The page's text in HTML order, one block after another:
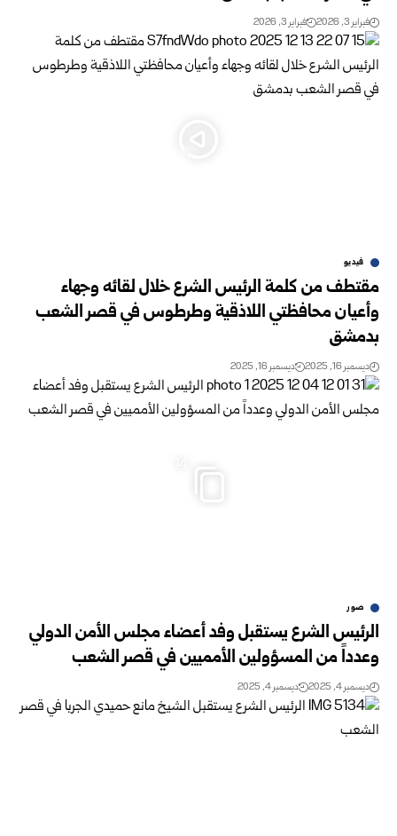
فبراير 3, 2026 فبراير 3, 2026
فيديو
مقتطف من كلمة الرئيس الشرع خلال لقائه وجهاء
وأعيان محافظتي اللاذقية وطرطوس في قصر الشعب
بدمشق
ديسمبر 16, 2025 ديسمبر 16, 2025
صور
الرئيس الشرع يستقبل وفد أعضاء مجلس الأمن الدولي
وعدداً من المسؤولين الأمميين في قصر الشعب
ديسمبر 4, 2025 ديسمبر 4, 2025